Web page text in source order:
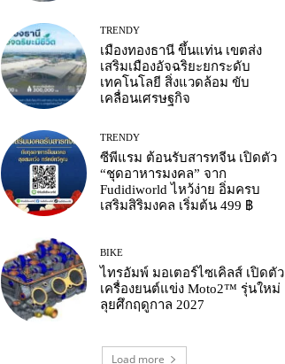
TRENDY
เมืองทองธานี ขึ้นแท่น เขตส่ง
เสริมเมืองอัจฉริยะยกระดับ
เทคโนโลยี สิ่งแวดล้อม ขับ
เคลื่อนเศรษฐกิจ
TRENDY
ซีพีแรม ต้อนรับสารทจีน เปิดตัว
“ชุดอาหารมงคล” จาก
Fudidiworld ไหว้ง่าย อิ่มครบ
เสริมสิริมงคล เริ่มต้น 499 ฿
BIKE
ไทรอัมพ์ มอเตอร์ไซเคิลส์ เปิดตัว
เครื่องยนต์แข่ง Moto2™ รุ่นใหม่
ลุยศึกฤดูกาล 2027
Load more